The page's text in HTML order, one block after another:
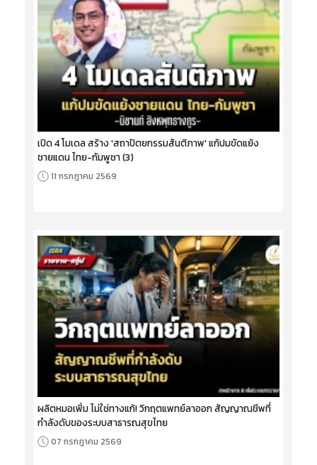
เปิด 4 โมเดล สร้าง 'สถาปัตยกรรมสันติภาพ' แก้ปมขัดแย้ง
ชายแดน ไทย-กัมพูชา (3)
11 กรกฎาคม 2569
ผลิตหมอเพิ่ม ไม่ใช่ทางแก้! วิกฤตแพทย์ลาออก สัญญาณชีพที่
กำลังดับของระบบสาธารณสุขไทย
07 กรกฎาคม 2569